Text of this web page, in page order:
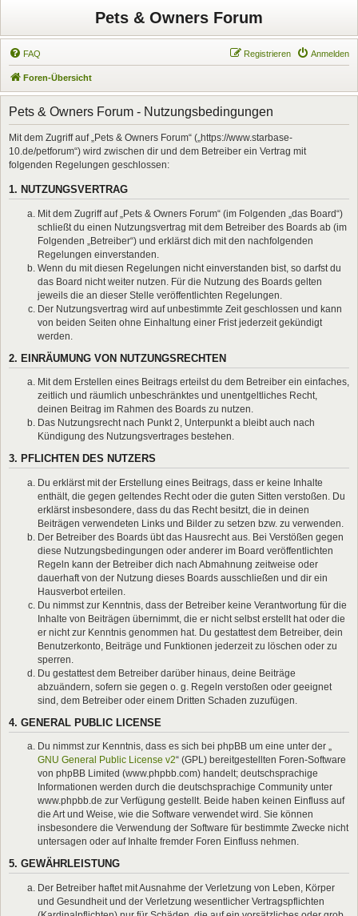
Pets & Owners Forum
FAQ Anmelden
Registrieren
Foren-Übersicht
Pets & Owners Forum - Nutzungsbedingungen
Mit dem Zugriff auf „Pets & Owners Forum“ („https://www.starbase-
10.de/petforum“) wird zwischen dir und dem Betreiber ein Vertrag mit
folgenden Regelungen geschlossen:
1. NUTZUNGSVERTRAG
Mit dem Zugriff auf „Pets & Owners Forum“ (im Folgenden „das Board“)
schließt du einen Nutzungsvertrag mit dem Betreiber des Boards ab (im
Folgenden „Betreiber“) und erklärst dich mit den nachfolgenden
Regelungen einverstanden.
Wenn du mit diesen Regelungen nicht einverstanden bist, so darfst du
das Board nicht weiter nutzen. Für die Nutzung des Boards gelten
jeweils die an dieser Stelle veröffentlichten Regelungen.
Der Nutzungsvertrag wird auf unbestimmte Zeit geschlossen und kann
von beiden Seiten ohne Einhaltung einer Frist jederzeit gekündigt
werden.
2. EINRÄUMUNG VON NUTZUNGSRECHTEN
Mit dem Erstellen eines Beitrags erteilst du dem Betreiber ein einfaches,
zeitlich und räumlich unbeschränktes und unentgeltliches Recht,
deinen Beitrag im Rahmen des Boards zu nutzen.
Das Nutzungsrecht nach Punkt 2, Unterpunkt a bleibt auch nach
Kündigung des Nutzungsvertrages bestehen.
3. PFLICHTEN DES NUTZERS
Du erklärst mit der Erstellung eines Beitrags, dass er keine Inhalte
enthält, die gegen geltendes Recht oder die guten Sitten verstoßen. Du
erklärst insbesondere, dass du das Recht besitzt, die in deinen
Beiträgen verwendeten Links und Bilder zu setzen bzw. zu verwenden.
Der Betreiber des Boards übt das Hausrecht aus. Bei Verstößen gegen
diese Nutzungsbedingungen oder anderer im Board veröffentlichten
Regeln kann der Betreiber dich nach Abmahnung zeitweise oder
dauerhaft von der Nutzung dieses Boards ausschließen und dir ein
Hausverbot erteilen.
Du nimmst zur Kenntnis, dass der Betreiber keine Verantwortung für die
Inhalte von Beiträgen übernimmt, die er nicht selbst erstellt hat oder die
er nicht zur Kenntnis genommen hat. Du gestattest dem Betreiber, dein
Benutzerkonto, Beiträge und Funktionen jederzeit zu löschen oder zu
sperren.
Du gestattest dem Betreiber darüber hinaus, deine Beiträge
abzuändern, sofern sie gegen o. g. Regeln verstoßen oder geeignet
sind, dem Betreiber oder einem Dritten Schaden zuzufügen.
4. GENERAL PUBLIC LICENSE
Du nimmst zur Kenntnis, dass es sich bei phpBB um eine unter der „
GNU General Public License v2“ (GPL) bereitgestellten Foren-Software
von phpBB Limited (www.phpbb.com) handelt; deutschsprachige
Informationen werden durch die deutschsprachige Community unter
www.phpbb.de zur Verfügung gestellt. Beide haben keinen Einfluss auf
die Art und Weise, wie die Software verwendet wird. Sie können
insbesondere die Verwendung der Software für bestimmte Zwecke nicht
untersagen oder auf Inhalte fremder Foren Einfluss nehmen.
5. GEWÄHRLEISTUNG
Der Betreiber haftet mit Ausnahme der Verletzung von Leben, Körper
und Gesundheit und der Verletzung wesentlicher Vertragspflichten